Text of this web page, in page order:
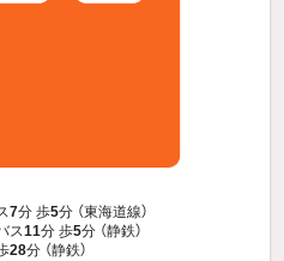
7分 歩5分 （東海道線）
ス11分 歩5分 （静鉄）
28分 （静鉄）